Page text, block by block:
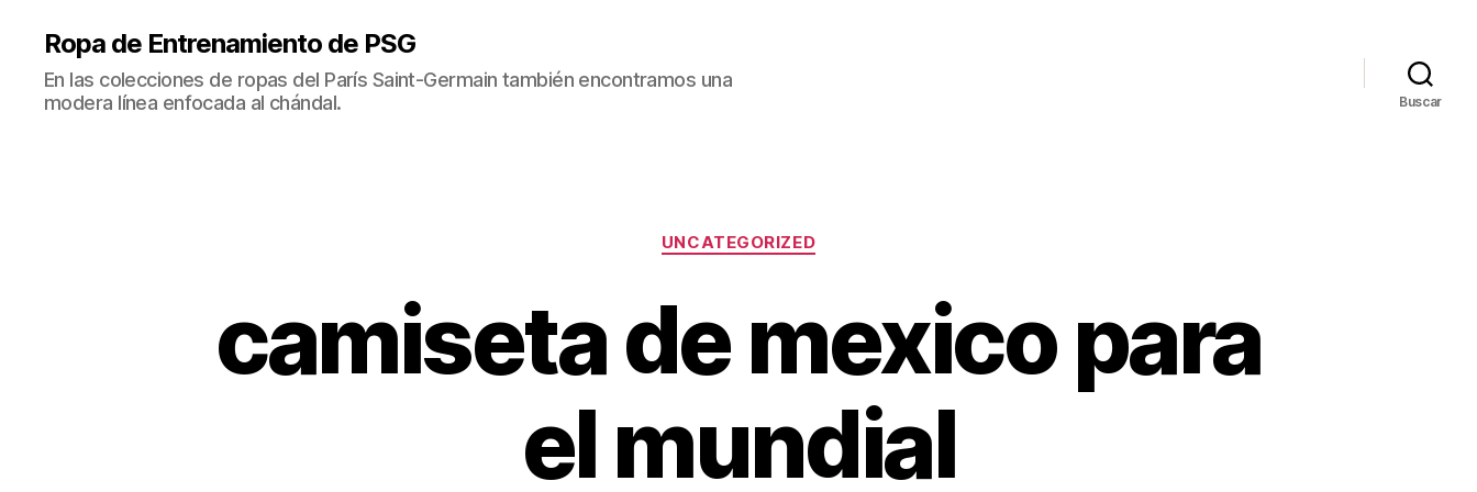
Ropa de Entrenamiento de PSG
En las colecciones de ropas del París Saint-Germain también encontramos una
modera línea enfocada al chándal.
Buscar
Categorías
UNCATEGORIZED
camiseta de mexico para
el mundial